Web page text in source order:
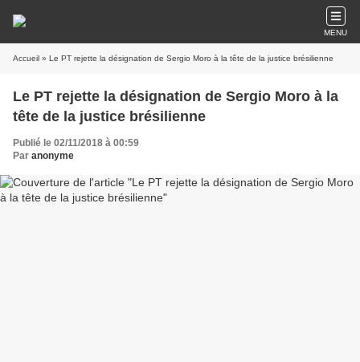
MENU
Accueil » Le PT rejette la désignation de Sergio Moro à la tête de la justice brésilienne
Le PT rejette la désignation de Sergio Moro à la
tête de la justice brésilienne
Publié le 02/11/2018 à 00:59
Par anonyme